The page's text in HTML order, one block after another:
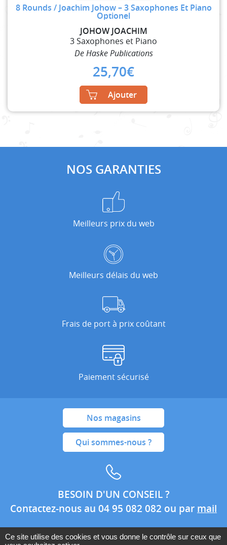
8 Rounds / Joachim Johow – 3 Saxophones Et Piano
Optionel
JOHOW JOACHIM
3 Saxophones et Piano
De Haske Publications
25,70€
Ajouter
NOS GARANTIES
Meilleurs prix du web
Meilleurs délais du web
Frais de port à prix coûtant
Paiement sécurisé
Nos magasins
Qui sommes-nous ?
BESOIN D'UN CONSEIL ?
Contactez-nous au 04 95 082 082 ou par mail
Ce site utilise des cookies et vous donne le contrôle sur ceux que